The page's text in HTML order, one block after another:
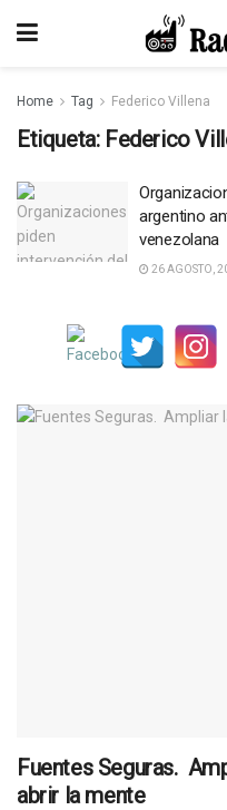
Home Tag Federico Villena
Etiqueta: Federico
argentino
venezolana
26 AGOSTO,
Fuentes Seguras.
abrir la mente